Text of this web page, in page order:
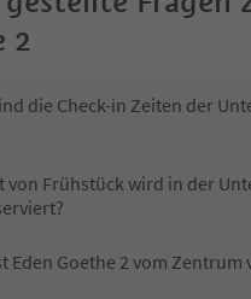
2
die Check-in Zeiten der
von Frühstück wird in der
Eden Goethe 2 vom Zentrum